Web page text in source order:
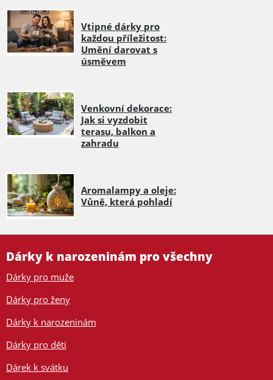
Vtipné dárky pro
každou příležitost:
Umění darovat s
úsměvem
Venkovní dekorace:
Jak si vyzdobit
terasu, balkon a
zahradu
Aromalampy a oleje:
Vůně, která pohladí
Dárky k narozeninám pro všechny
Dárky pro muže
Dárky pro ženy
Dárky k narozeninám
Dárky pro děti
Dárek k svátku